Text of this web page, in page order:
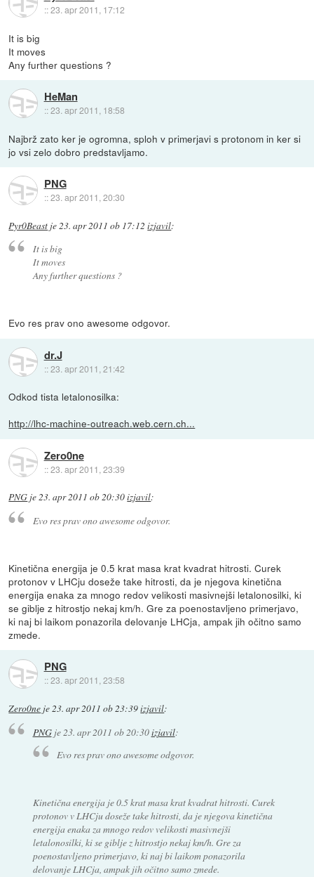
::23. apr 2011, 17:12
It is big
It moves
Any further questions ?
HeMan
::23. apr 2011, 18:58
Najbrž zato ker je ogromna, sploh v primerjavi s protonom in ker si
jo vsi zelo dobro predstavljamo.
PNG
::23. apr 2011, 20:30
Pyr0Beast je23. apr 2011 ob 17:12 izjavil:
It is big
It moves
Any further questions ?
Evo res prav ono awesome odgovor.
dr.J
::23. apr 2011, 21:42
Odkod tista letalonosilka:
http://lhc-machine-outreach.web.cern.ch...
Zero0ne
::23. apr 2011, 23:39
PNG je23. apr 2011 ob 20:30izjavil:
Evo res prav ono awesome odgovor.
Kinetična energija je 0.5 krat masa krat kvadrat hitrosti. Curek
protonov v LHCju doseže take hitrosti, da je njegova kinetična
energija enaka za mnogo redov velikosti masivnejši letalonosilki, ki
se giblje z hitrostjo nekaj km/h. Gre za poenostavljeno primerjavo,
ki naj bi laikom ponazorila delovanje LHCja, ampak jih očitno samo
zmede.
PNG
::23. apr 2011, 23:58
Zero0ne je23. apr 2011 ob 23:39izjavil:
PNGje 23. apr 2011 ob 20:30izjavil:
Evo res prav ono awesome odgovor.
Kinetična energija je 0.5 krat masa krat kvadrat hitrosti. Curek
protonov v LHCju doseže take hitrosti, da je njegova kinetična
energija enaka za mnogo redov velikosti masivnejši
letalonosilki, ki se giblje z hitrostjo nekaj km/h. Gre za
poenostavljeno primerjavo, ki naj bi laikom ponazorila
delovanje LHCja, ampak jih očitno samo zmede.